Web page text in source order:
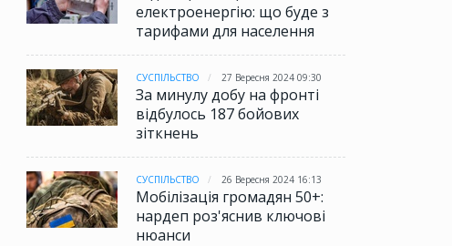
електроенергію: що буде з
тарифами для населення
СУСПІЛЬСТВО 27 Вересня 2024 09:30
За минулу добу на фронті
відбулось 187 бойових
зіткнень
СУСПІЛЬСТВО 26 Вересня 2024 16:13
Мобілізація громадян 50+:
нардеп роз'яснив ключові
нюанси